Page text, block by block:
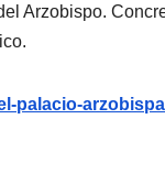
Arzobispo.
palacio-